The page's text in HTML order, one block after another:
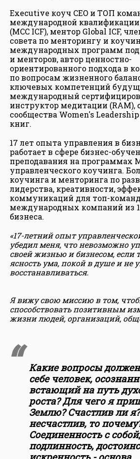
Executive коуч CEO и ТОП
международной квалификации
(MCC ICF), ментор Global ICF,
совета по менторингу и
международных программ
и менторов, автор ценностно-
ориентированного подхода в
по вопросам жизненного
ключевых компетенций
международный
инструктор медитации (RAM),
сообщества Women's
книг.
17 лет опыта управления в
работает в сфере бизнес-
преподавания на программах
управленческого коучинга.
коучинга и менторинга по
лидерства, креативности,
коммуникаций для топ-
международных компаний из
бизнеса.
«17-летний опыт
убедил меня, что невозможно
своей жизнью и бизнесом, если
ясность ума, покой в душе и не
восстанавливаться.
Я вижу свою миссию в том,
способствовать позитивным
жизни людей, организаций,
Какие вопросы
себе человек,
встающий на путь
роста? Для чего я
Землю? Счастлив ли
несчастлив, то
Соединенность с собой,
подлинность,